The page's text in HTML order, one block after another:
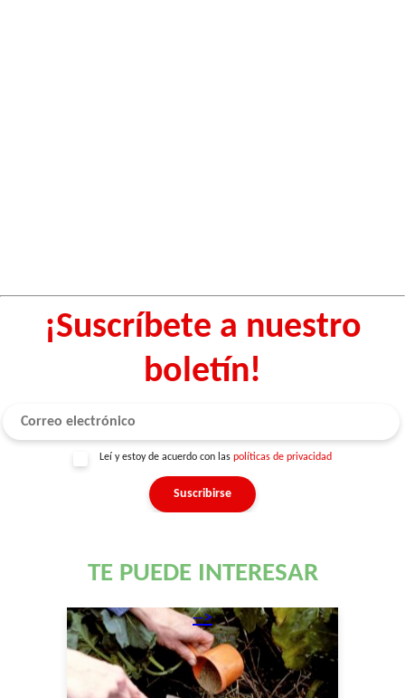
¡Suscríbete a nuestro
boletín!
Leí y estoy de acuerdo con las políticas de privacidad
TE PUEDE INTERESAR
-->